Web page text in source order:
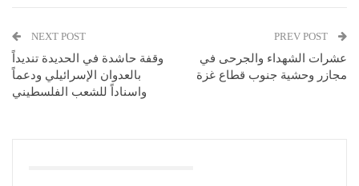
عشرات الشهداء والجرحى في
مجازر وحشية جنوب قطاع غزة
NEXT POST
وقفة حاشدة في الحديدة تنديداً
بالعدوان الإسرائيلي ودعماً
واسناداً للشعب الفلسطيني